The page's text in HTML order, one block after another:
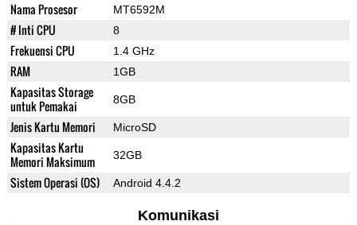
Nama Prosesor MT6592M
# Inti CPU 8
Frekuensi CPU 1.4 GHz
RAM 1GB
Kapasitas Storage
untuk Pemakai
8GB
Jenis Kartu Memori MicroSD
Kapasitas Kartu
Memori Maksimum
32GB
Sistem Operasi (OS) Android 4.4.2
Komunikasi